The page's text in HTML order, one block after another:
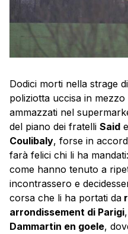
Dodici morti nella strage di
poliziotta uccisa in
ammazzati nel
del piano dei fratelli Said e
Coulibaly, forse in
farà felici chi li ha mandati:
come hanno tenuto a
incontrassero e
corsa che li ha portati da
arrondissement di Parigi
Dammartin en goele,